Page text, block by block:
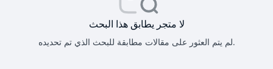
لا متجر يطابق هذا البحث
لم يتم العثور على مقالات مطابقة للبحث الذي تم تحديده.